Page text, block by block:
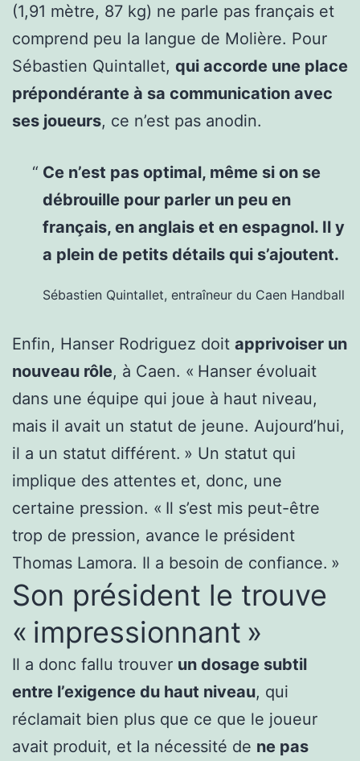
(1,91 mètre, 87 kg) ne parle pas français et
comprend peu la langue de Molière. Pour
Sébastien Quintallet, qui accorde une place
prépondérante à sa communication avec
ses joueurs, ce n’est pas anodin.
Ce n’est pas optimal, même si on se
débrouille pour parler un peu en
français, en anglais et en espagnol. Il y
a plein de petits détails qui s’ajoutent.
Sébastien Quintallet, entraîneur du Caen Handball
Enfin, Hanser Rodriguez doit apprivoiser un
nouveau rôle, à Caen. « Hanser évoluait
dans une équipe qui joue à haut niveau,
mais il avait un statut de jeune. Aujourd’hui,
il a un statut différent. » Un statut qui
implique des attentes et, donc, une
certaine pression. « Il s’est mis peut-être
trop de pression, avance le président
Thomas Lamora. Il a besoin de confiance. »
Son président le trouve
« impressionnant »
Il a donc fallu trouver un dosage subtil
entre l’exigence du haut niveau, qui
réclamait bien plus que ce que le joueur
avait produit, et la nécessité de ne pas